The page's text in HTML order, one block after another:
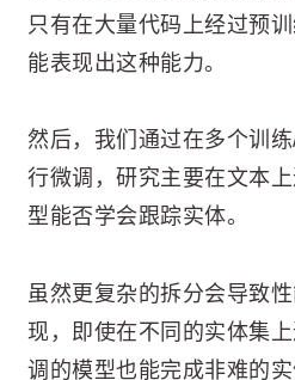
只有在大量代码上经过预
能表现出这种能力。
然后，我们通过在多个训
行微调，研究主要在文本
型能否学会跟踪实体。
虽然更复杂的拆分会导致
现，即使在不同的实体集
调的模型也能完成非难的实